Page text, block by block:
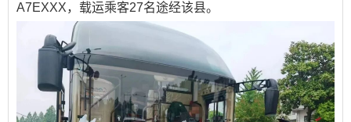
A7EXXX，载运乘客27名途经该县。